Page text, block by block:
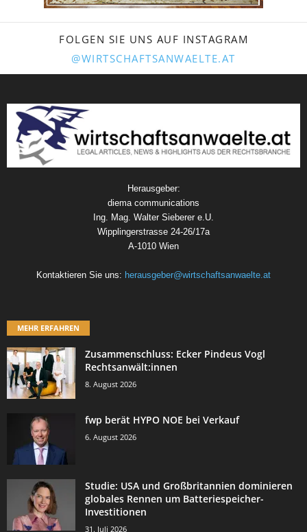
FOLGEN SIE UNS AUF INSTAGRAM
@WIRTSCHAFTSANWAELTE.AT
Herausgeber:
diema communications
Ing. Mag. Walter Sieberer e.U.
Wipplingerstrasse 24-26/17a
A-1010 Wien
Kontaktieren Sie uns: herausgeber@wirtschaftsanwaelte.at
MEHR ERFAHREN
Zusammenschluss: Ecker Pindeus Vogl
Rechtsanwält:innen
8. August 2026
fwp berät HYPO NOE bei Verkauf
6. August 2026
Studie: USA und Großbritannien dominieren
globales Rennen um Batteriespeicher-
Investitionen
31. Juli 2026